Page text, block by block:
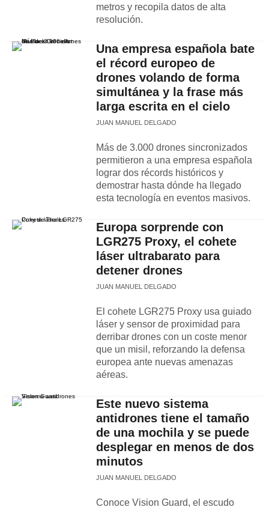
metros y recopila datos de alta
resolución.
Una empresa española bate
el récord europeo de
drones volando de forma
simultánea y la frase más
larga escrita en el cielo
JUAN MANUEL DELGADO
Más de 3.000 drones sincronizados
permitieron a una empresa española
lograr dos récords históricos y
demostrar hasta dónde ha llegado
esta tecnología en eventos masivos.
Europa sorprende con
LGR275 Proxy, el cohete
láser ultrabarato para
detener drones
JUAN MANUEL DELGADO
El cohete LGR275 Proxy usa guiado
láser y sensor de proximidad para
derribar drones con un coste menor
que un misil, reforzando la defensa
europea ante nuevas amenazas
aéreas.
Este nuevo sistema
antidrones tiene el tamaño
de una mochila y se puede
desplegar en menos de dos
minutos
JUAN MANUEL DELGADO
Conoce Vision Guard, el escudo